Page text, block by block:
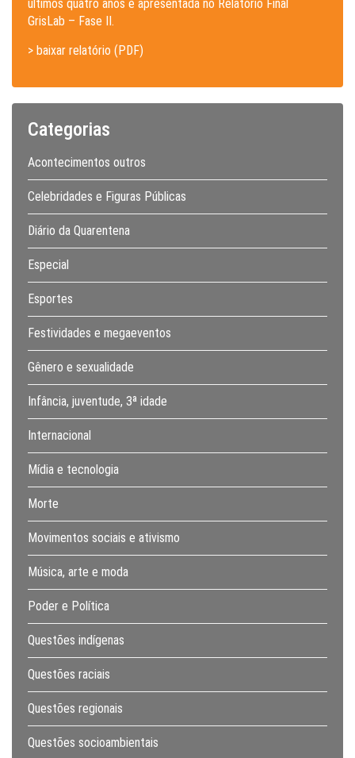
últimos quatro anos é apresentada no Relatório Final
GrisLab – Fase II.
> baixar relatório (PDF)
Categorias
Acontecimentos outros
Celebridades e Figuras Públicas
Diário da Quarentena
Especial
Esportes
Festividades e megaeventos
Gênero e sexualidade
Infância, juventude, 3ª idade
Internacional
Mídia e tecnologia
Morte
Movimentos sociais e ativismo
Música, arte e moda
Poder e Política
Questões indígenas
Questões raciais
Questões regionais
Questões socioambientais